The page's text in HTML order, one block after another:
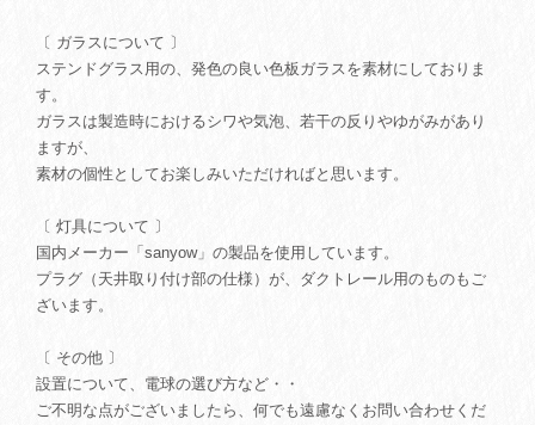
〔 ガラスについて 〕
ステンドグラス用の、発色の良い色板ガラスを素材にしておりま
す。
ガラスは製造時におけるシワや気泡、若干の反りやゆがみがあり
ますが、
素材の個性としてお楽しみいただければと思います。
〔 灯具について 〕
国内メーカー「sanyow」の製品を使用しています。
プラグ（天井取り付け部の仕様）が、ダクトレール用のものもご
ざいます。
〔 その他 〕
設置について、電球の選び方など・・
ご不明な点がございましたら、何でも遠慮なくお問い合わせくだ